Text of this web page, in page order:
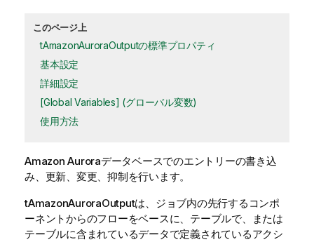
このページ上
tAmazonAuroraOutputの標準プロパティ
基本設定
詳細設定
[Global Variables] (グローバル変数)
使用方法
Amazon Auroraデータベースでのエントリーの書き込
み、更新、変更、抑制を行います。
tAmazonAuroraOutputは、ジョブ内の先行するコンポ
ーネントからのフローをベースに、テーブルで、または
テーブルに含まれているデータで定義されているアクシ